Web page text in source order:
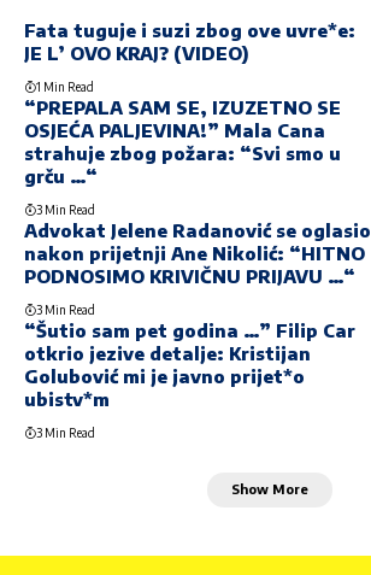
Fata tuguje i suzi zbog ove uvre*e:
JE L’ OVO KRAJ? (VIDEO)
1 Min Read
“PREPALA SAM SE, IZUZETNO SE
OSJEĆA PALJEVINA!” Mala Cana
strahuje zbog požara: “Svi smo u
grču …“
3 Min Read
Advokat Jelene Radanović se oglasio
nakon prijetnji Ane Nikolić: “HITNO
PODNOSIMO KRIVIČNU PRIJAVU …“
3 Min Read
“Šutio sam pet godina …” Filip Car
otkrio jezive detalje: Kristijan
Golubović mi je javno prijet*o
ubistv*m
3 Min Read
Show More